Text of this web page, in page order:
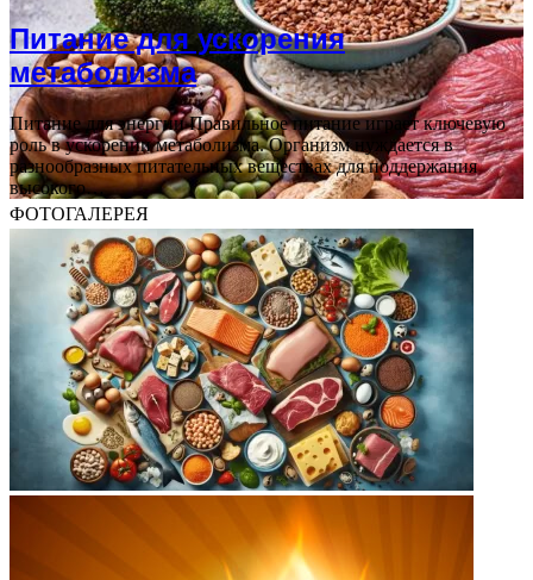
Питание для ускорения
метаболизма
Питание для энергии Правильное питание играет ключевую
роль в ускорении метаболизма. Организм нуждается в
разнообразных питательных веществах для поддержания
высокого…
ФОТОГАЛЕРЕЯ